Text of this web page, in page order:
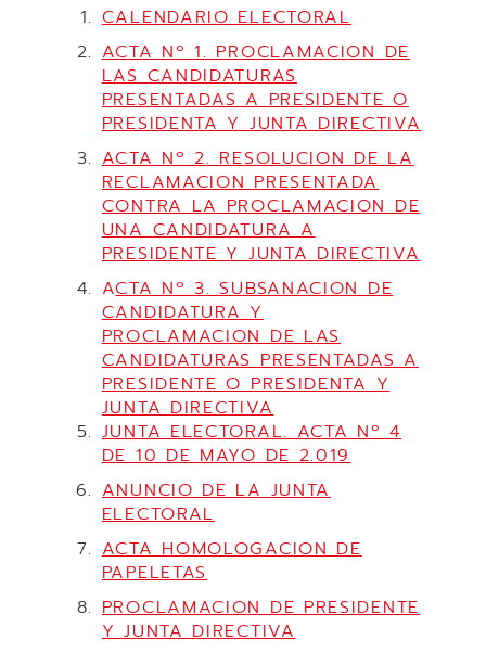
CALENDARIO ELECTORAL
ACTA Nº 1. PROCLAMACION DE
LAS CANDIDATURAS
PRESENTADAS A PRESIDENTE O
PRESIDENTA Y JUNTA DIRECTIVA
ACTA Nº 2. RESOLUCION DE LA
RECLAMACION PRESENTADA
CONTRA LA PROCLAMACION DE
UNA CANDIDATURA A
PRESIDENTE Y JUNTA DIRECTIVA
ACTA Nº 3. SUBSANACION DE
CANDIDATURA Y
PROCLAMACION DE LAS
CANDIDATURAS PRESENTADAS A
PRESIDENTE O PRESIDENTA Y
JUNTA DIRECTIVA
JUNTA ELECTORAL. ACTA Nº 4
DE 10 DE MAYO DE 2.019
ANUNCIO DE LA JUNTA
ELECTORAL
ACTA HOMOLOGACION DE
PAPELETAS
PROCLAMACION DE PRESIDENTE
Y JUNTA DIRECTIVA